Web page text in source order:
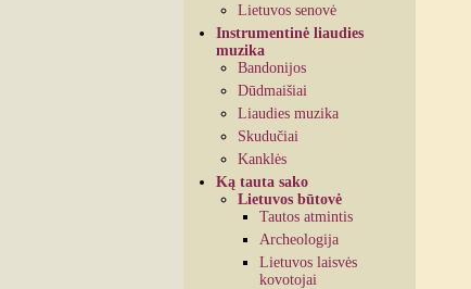
Lietuvos senovė
Instrumentinė liaudies
muzika
Bandonijos
Dūdmaišiai
Liaudies muzika
Skudučiai
Kanklės
Ką tauta sako
Lietuvos būtovė
Tautos atmintis
Archeologija
Lietuvos laisvės
kovotojai